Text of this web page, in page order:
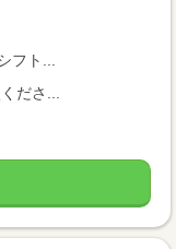
フト...
ださ...